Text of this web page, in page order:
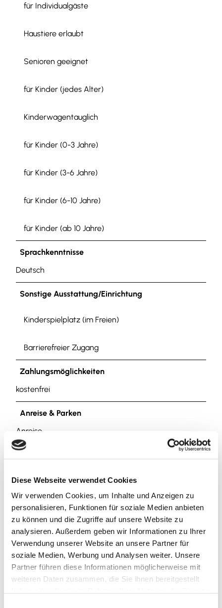
Diese Webseite verwendet Cookies
Wir verwenden Cookies, um Inhalte und Anzeigen zu
personalisieren, Funktionen für soziale Medien anbieten
zu können und die Zugriffe auf unsere Website zu
analysieren. Außerdem geben wir Informationen zu Ihrer
Verwendung unserer Website an unsere Partner für
soziale Medien, Werbung und Analysen weiter. Unsere
Partner führen diese Informationen möglicherweise mit
weiteren Daten zusammen, die Sie ihnen bereitgestellt
für Individualgäste
Haustiere erlaubt
Senioren geeignet
für Kinder (jedes Alter)
Kinderwagentauglich
für Kinder (0-3 Jahre)
für Kinder (3-6 Jahre)
für Kinder (6-10 Jahre)
für Kinder (ab 10 Jahre)
Sprachkenntnisse
Deutsch
Sonstige Ausstattung/Einrichtung
Kinderspielplatz (im Freien)
Barrierefreier Zugang
Zahlungsmöglichkeiten
kostenfrei
Anreise & Parken
Anreise
Über die B6 oder B248 nach Salzgitter-Bad. Innerorts
Parken
oder am Thermalsolbad zur Verfügung.
Öffentliche Verkehrsmittel
Der Stadtteil Salzgitter-Bad ist an die Regionalbahn-
Linie Braunschweig/Herzberg (Harz) angeschlossen.
Vom Bahnhof aus fährt die Buslinie 618 stündlich direkt
bis zum Thermalsolbad (außer sonntags). Aktuell gibt
es das Bedarfsangebot "flexo", welches zu jeder Zeit